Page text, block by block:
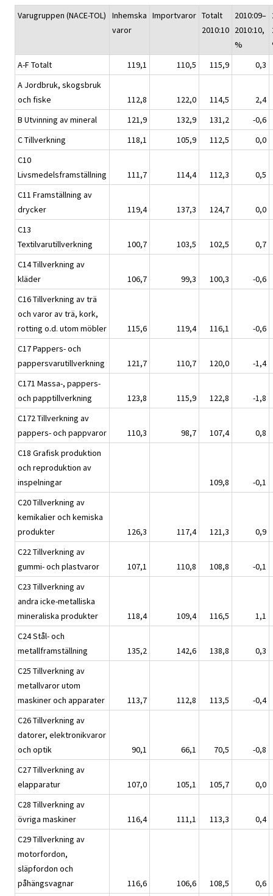
Varugruppen (NACE-TOL)
Inhemska
varor
Importvaror Totalt
2010:10
2010:09–
2010:10,
%
A-F Totalt
119,1 110,5 115,9
0,3
A Jordbruk, skogsbruk
och fiske
112,8 122,0 114,5
2,4
B Utvinning av mineral
121,9 132,9 131,2
-0,6
C Tillverkning
118,1 105,9 112,5
0,0
C10
Livsmedelsframställning
111,7 114,4 112,3
0,5
C11 Framställning av
drycker
119,4 137,3 124,7
0,0
C13
Textilvarutillverkning
100,7 103,5 102,5
0,7
C14 Tillverkning av
kläder
106,7 99,3 100,3
-0,6
C16 Tillverkning av trä
och varor av trä, kork,
rotting o.d. utom möbler
115,6 119,4 116,1
-0,6
C17 Pappers- och
pappersvarutillverkning
121,7 110,7 120,0
-1,4
C171 Massa-, pappers-
och papptillverkning
123,8 115,9 122,8
-1,8
C172 Tillverkning av
pappers- och pappvaror
110,3 98,7 107,4
0,8
C18 Grafisk produktion
och reproduktion av
inspelningar
109,8
-0,1
C20 Tillverkning av
kemikalier och kemiska
produkter
126,3 117,4 121,3
0,9
C22 Tillverkning av
gummi- och plastvaror
107,1 110,8 108,8
-0,1
C23 Tillverkning av
andra icke-metalliska
mineraliska produkter
118,4 109,4 116,5
1,1
C24 Stål- och
metallframställning
135,2 142,6 138,8
0,3
C25 Tillverkning av
metallvaror utom
maskiner och apparater
113,7 112,8 113,5
-0,4
C26 Tillverkning av
datorer, elektronikvaror
och optik
90,1 66,1 70,5
-0,8
C27 Tillverkning av
elapparatur
107,0 105,1 105,7
0,0
C28 Tillverkning av
övriga maskiner
116,4 111,1 113,3
0,4
C29 Tillverkning av
motorfordon,
släpfordon och
påhängsvagnar
116,6 106,6 108,5 0,6